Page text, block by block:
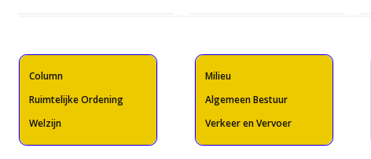
Column
Ruimtelijke Ordening
Welzijn
Milieu
Algemeen Bestuur
Verkeer en Vervoer